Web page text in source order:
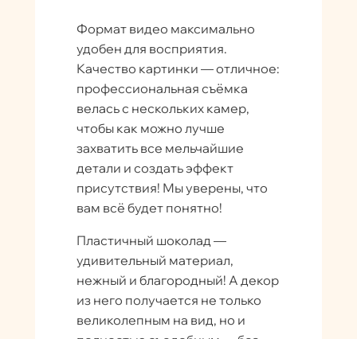
Формат видео максимально
удобен для восприятия.
Качество картинки — отличное:
профессиональная съёмка
велась с нескольких камер,
чтобы как можно лучше
захватить все мельчайшие
детали и создать эффект
присутствия! Мы уверены, что
вам всё будет понятно!
Пластичный шоколад —
удивительный материал,
нежный и благородный! А декор
из него получается не только
великолепным на вид, но и